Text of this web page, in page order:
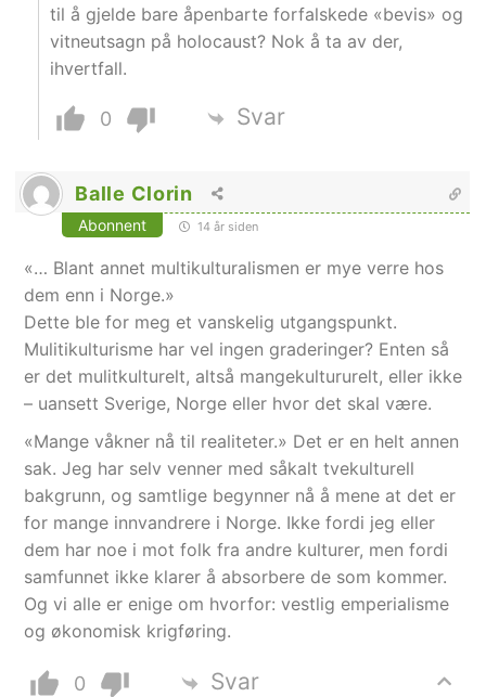
til å gjelde bare åpenbarte forfalskede «bevis» og
vitneutsagn på holocaust? Nok å ta av der,
ihvertfall.
0 Svar
Balle Clorin
Abonnent 14 år siden
«… Blant annet multikulturalismen er mye verre hos
dem enn i Norge.»
Dette ble for meg et vanskelig utgangspunkt.
Mulitikulturisme har vel ingen graderinger? Enten så
er det mulitkulturelt, altså mangekultururelt, eller ikke
– uansett Sverige, Norge eller hvor det skal være.
«Mange våkner nå til realiteter.» Det er en helt annen
sak. Jeg har selv venner med såkalt tvekulturell
bakgrunn, og samtlige begynner nå å mene at det er
for mange innvandrere i Norge. Ikke fordi jeg eller
dem har noe i mot folk fra andre kulturer, men fordi
samfunnet ikke klarer å absorbere de som kommer.
Og vi alle er enige om hvorfor: vestlig emperialisme
og økonomisk krigføring.
0 Svar